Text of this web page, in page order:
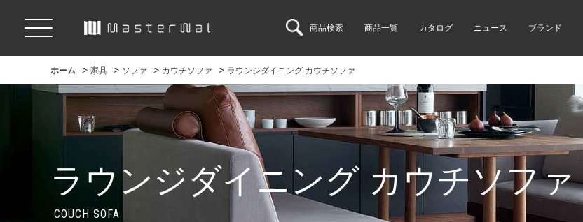
商品検索 商品一覧 カタログ ニュース ブランド
ホーム > 家具 > ソファ > カウチソファ > ラウンジダイニング カウチソファ
ラウンジダイニング カウチソファ
COUCH SOFA